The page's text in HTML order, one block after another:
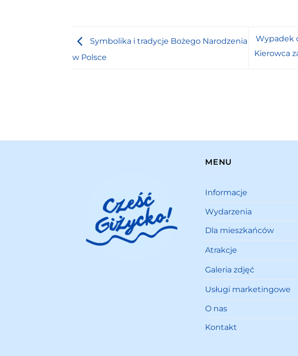
Symbolika i tradycje Bożego Narodzenia
w Polsce
Wypadek
Kierowca
MENU
Informacje
Wydarzenia
Dla mieszkańców
Atrakcje
Galeria zdjęć
Usługi marketingowe
O nas
Kontakt